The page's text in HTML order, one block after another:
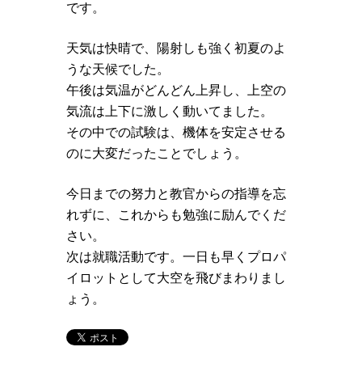
です。
天気は快晴で、陽射しも強く初夏のよ
うな天候でした。
午後は気温がどんどん上昇し、上空の
気流は上下に激しく動いてました。
その中での試験は、機体を安定させる
のに大変だったことでしょう。
今日までの努力と教官からの指導を忘
れずに、これからも勉強に励んでくだ
さい。
次は就職活動です。一日も早くプロパ
イロットとして大空を飛びまわりまし
ょう。